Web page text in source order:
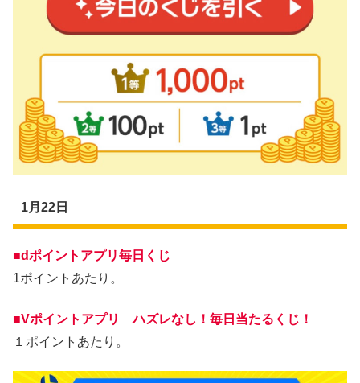
1月22日
■dポイントアプリ毎日くじ
1ポイントあたり。
■Vポイントアプリ ハズレなし！毎日当たるくじ！
１ポイントあたり。